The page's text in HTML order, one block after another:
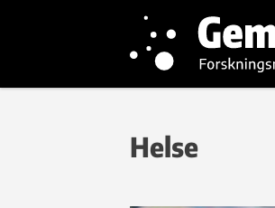
Helse